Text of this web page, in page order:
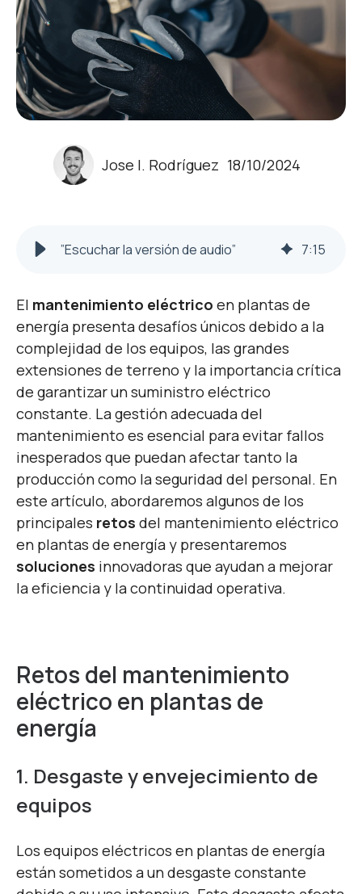
Jose I. Rodríguez 18/10/2024
”Escuchar la versión de audio” 7:15
El mantenimiento eléctrico en plantas de
energía presenta desafíos únicos debido a la
complejidad de los equipos, las grandes
extensiones de terreno y la importancia crítica
de garantizar un suministro eléctrico
constante. La gestión adecuada del
mantenimiento es esencial para evitar fallos
inesperados que puedan afectar tanto la
producción como la seguridad del personal. En
este artículo, abordaremos algunos de los
principales retos del mantenimiento eléctrico
en plantas de energía y presentaremos
soluciones innovadoras que ayudan a mejorar
la eficiencia y la continuidad operativa.
Retos del mantenimiento
eléctrico en plantas de
energía
1. Desgaste y envejecimiento de
equipos
Los equipos eléctricos en plantas de energía
están sometidos a un desgaste constante